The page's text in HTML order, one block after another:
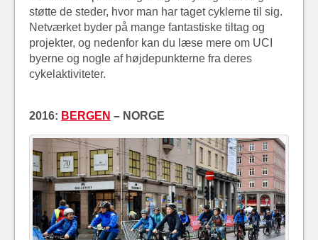
støtte de steder, hvor man har taget cyklerne til sig.
Netværket byder på mange fantastiske tiltag og
projekter, og nedenfor kan du læse mere om UCI
byerne og nogle af højdepunkterne fra deres
cykelaktiviteter.
2016: BERGEN – NORGE